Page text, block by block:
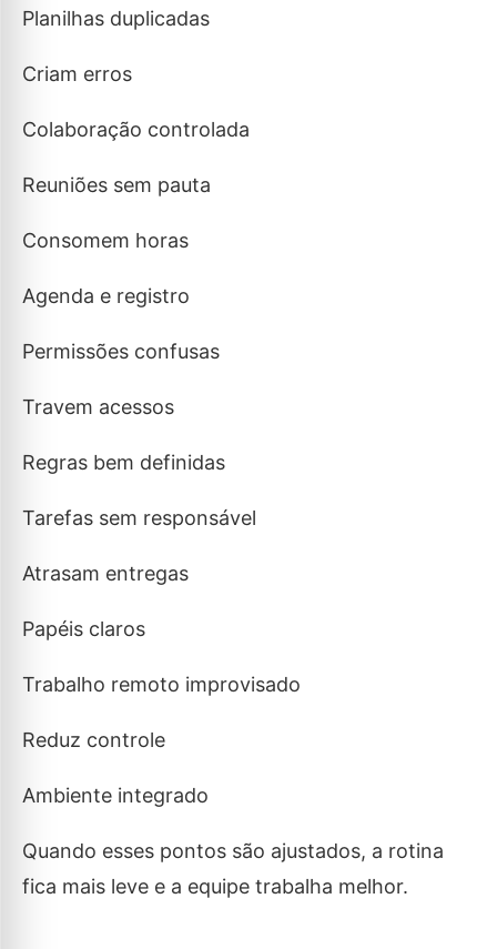
Planilhas duplicadas
Criam erros
Colaboração controlada
Reuniões sem pauta
Consomem horas
Agenda e registro
Permissões confusas
Travem acessos
Regras bem definidas
Tarefas sem responsável
Atrasam entregas
Papéis claros
Trabalho remoto improvisado
Reduz controle
Ambiente integrado
Quando esses pontos são ajustados, a rotina
fica mais leve e a equipe trabalha melhor.